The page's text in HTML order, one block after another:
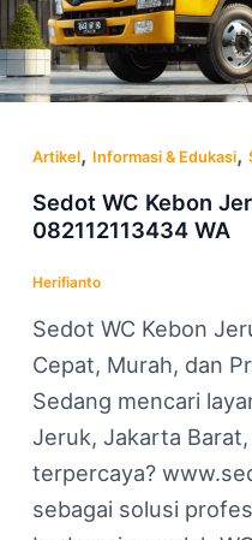
Artikel, Informasi & Edukasi,
Sedot WC Kebon
082112113434 WA
Herifianto
Sedot WC Kebon
Cepat, Murah, dan
Sedang mencari
Jeruk, Jakarta
terpercaya?
sebagai solusi